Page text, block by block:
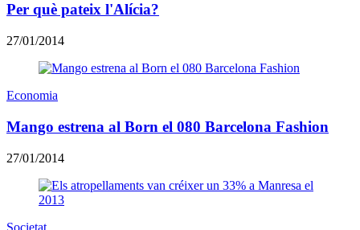
Per què pateix l'Alícia?
27/01/2014
Economia
Mango estrena al Born el 080 Barcelona Fashion
27/01/2014
Societat